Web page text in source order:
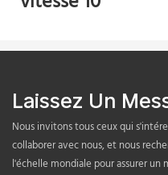
Laissez Un
Nous invitons tous ceux qui
collaborer avec nous, et nous
l'échelle mondiale pour assurer